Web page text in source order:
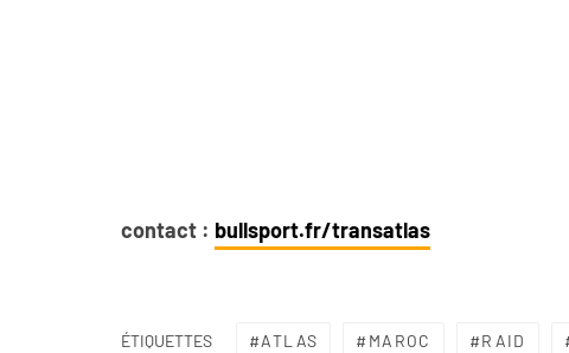
contact : bullsport.fr/transatlas
ÉTIQUETTES ATLAS MAROC RAID